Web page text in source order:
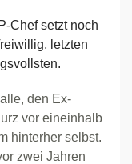
Chef setzt noch
letzten
den Ex-
vor eineinhalb
hinterher selbst.
zwei Jahren